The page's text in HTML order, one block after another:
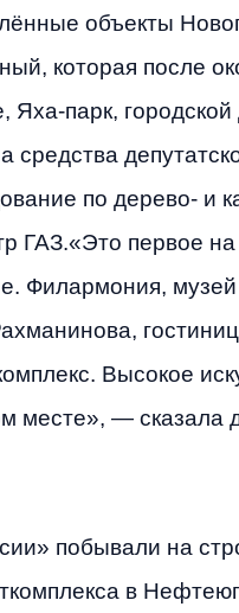
объекты
которая после
парк, городской
средства
по дерево- и
ГАЗ.«Это первое
Филармония, музей
Высокое
месте», — сказала
побывали на
в